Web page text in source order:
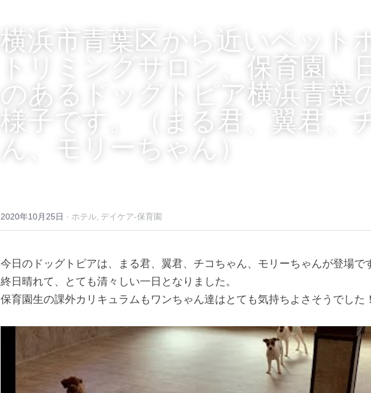
横浜市青葉区から近いペット
トリミングサロン、保育園、
のあるドッグトピア横浜青葉
様子です。（まる君、翼君、
ん、モリーちゃん）
2020年10月25日 · ホテル, デイケア-保育園
今日のドッグトピアは、まる君、翼君、チコちゃん、モリーちゃんが登場で
終日晴れて、とても清々しい一日となりました。
保育園生の課外カリキュラムもワンちゃん達はとても気持ちよさそうでした